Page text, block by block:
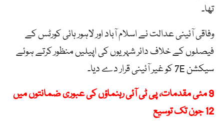
تھا۔
وفاقی آئینی عدالت نے اسلام آباد اور لاہور ہائی کورٹس کے
فیصلوں کے خلاف دائر شہریوں کی اپیلیں منظور کرتے ہوئے
سیکشن 7E کو غیر آئینی قرار دے دیا۔
9 مئی مقدمات، پی ٹی آئی رہنماؤں کی عبوری ضمانتوں میں
12 جون تک توسیع